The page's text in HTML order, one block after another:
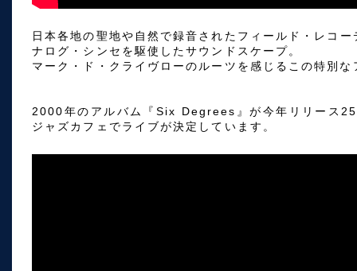
日本各地の聖地や自然で録音されたフィールド・レコ
ナログ・シンセを駆使したサウンドスケープ。
マーク・ド・クライヴローのルーツを感じるこの特別
2000年のアルバム『Six Degrees』が今年リリース
ジャズカフェでライブが決定しています。